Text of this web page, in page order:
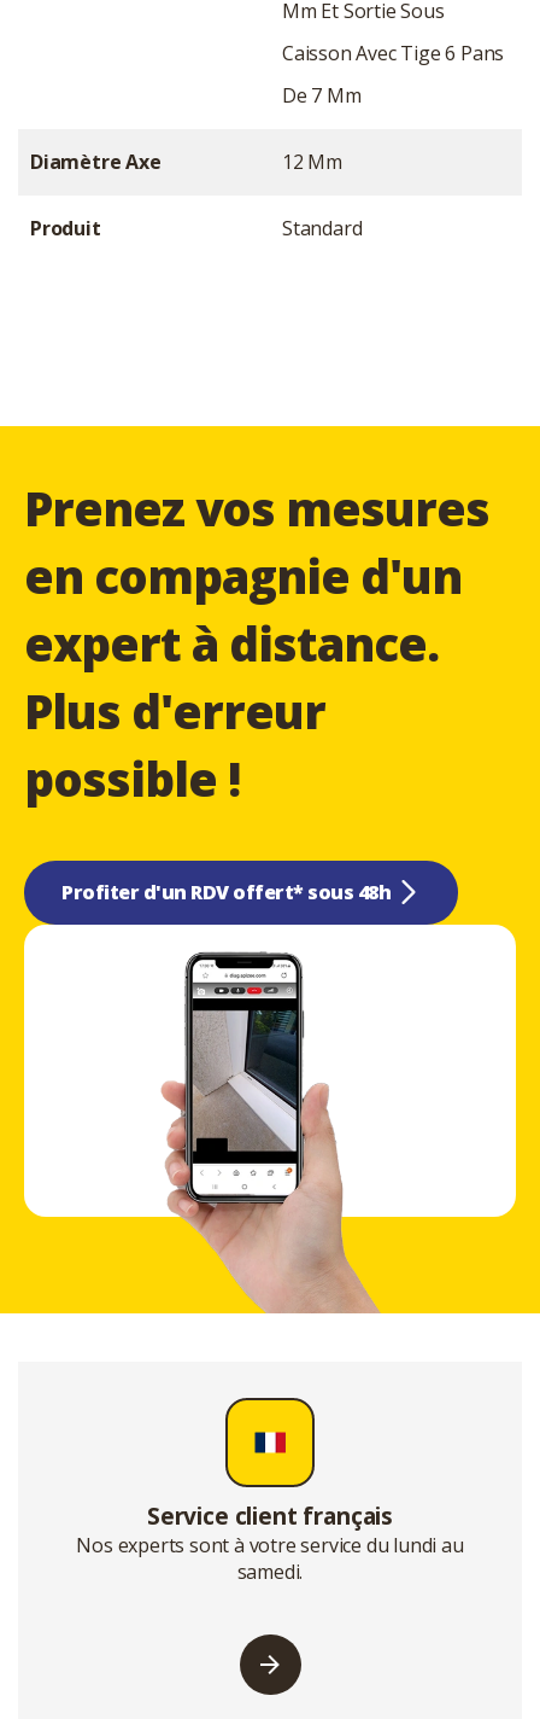
Mm Et Sortie Sous
Caisson Avec Tige 6 Pans
De 7 Mm
Diamètre Axe 12 Mm
Produit Standard
Prenez vos mesures
en compagnie d'un
expert à distance.
Plus d'erreur
possible !
Profiter d'un RDV offert* sous 48h
Service client français
Nos experts sont à votre service du lundi au
samedi.